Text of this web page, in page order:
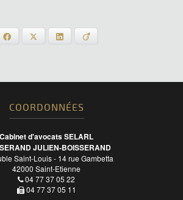
Facebook LinkedIn
COORDONNÉES
Cabinet d'avocats SELARL
JULIEN-BOISSERAND
Saint-Louis - 14 rue Gambetta
42000 Saint-Etienne
04 77 37 05 22
04 77 37 05 11